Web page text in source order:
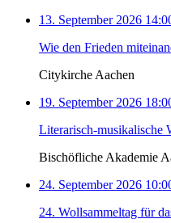
13. September 2026
Wie den Frieden
Citykirche Aachen
19. September 2026
Literarisch-musikalische
Bischöfliche Akademie
24. September 2026
24. Wollsammeltag für